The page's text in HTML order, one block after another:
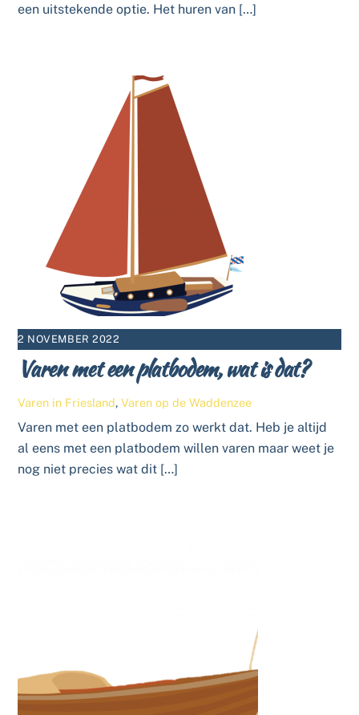
een uitstekende optie. Het huren van […]
2 NOVEMBER 2022
Varen met een platbodem, wat is dat?
Varen in Friesland,Varen op de Waddenzee
Varen met een platbodem zo werkt dat. Heb je altijd
al eens met een platbodem willen varen maar weet je
nog niet precies wat dit […]